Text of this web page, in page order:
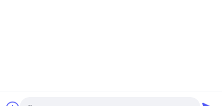
จีนคุณภาพดี แบตเตอรี่ 12V LiFePO4 ผู้จัดหา. ลิขสิทธิ์ © 2021-2026